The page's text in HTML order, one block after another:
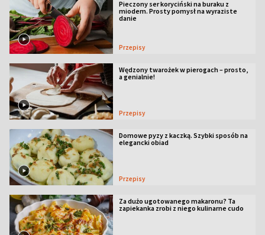
Pieczony ser koryciński na buraku z
miodem. Prosty pomysł na wyraziste
danie
Przepisy
Wędzony twarożek w pierogach – prosto,
a genialnie!
Przepisy
Domowe pyzy z kaczką. Szybki sposób na
elegancki obiad
Przepisy
Za dużo ugotowanego makaronu? Ta
zapiekanka zrobi z niego kulinarne cudo